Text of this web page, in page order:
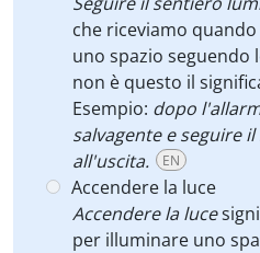
che riceviamo
uno spazio seguendo
non è questo il
Esempio: dopo
salvagente e seguire
all'uscita.
EN
Accendere la luce
Accendere la luce
per illuminare uno